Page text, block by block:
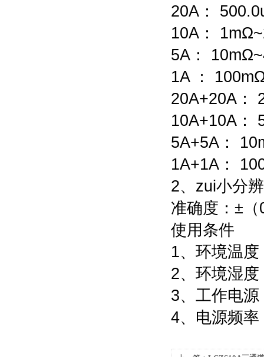
20A：
10A：
5A：
1A ：
20A+20A：
10A+10A：
5A+5A：
1A+1A：
2、zui小分
准确度：±
使用条件
1、环境温
2、环境湿
3、工作电
4、电源频